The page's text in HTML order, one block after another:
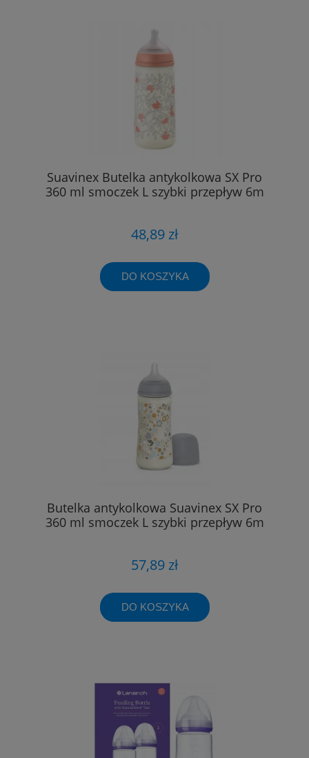
Suavinex Butelka antykolkowa SX Pro
360 ml smoczek L szybki przepływ 6m
48,89 zł
DO KOSZYKA
Butelka antykolkowa Suavinex SX Pro
360 ml smoczek L szybki przepływ 6m
57,89 zł
DO KOSZYKA